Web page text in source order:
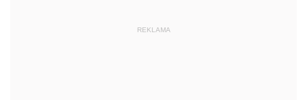
REKLAMA